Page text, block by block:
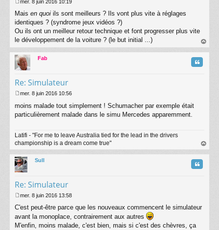
e
s
s
g
mer. 8 juin 2016 10:19
Mais en quoi ils sont meilleurs ? Ils vont plus vite à réglages
identiques ? (syndrome jeux vidéos ?)
Ou ils ont un meilleur retour technique et font progresser plus vite
le développement de la voiture ? (le but initial ...)
au
Fab
Re: Simulateur
Citation
e
s
g
e
mer. 8 juin 2016 10:56
moins malade tout simplement ! Schumacher par exemple était
particulièrement malade dans le simu Mercedes apparemment.
Latifi - "For me to leave Australia tied for the lead in the drivers
championship is a dream come true"
au
Sull
Re: Simulateur
Citation
e
s
s
mer. 8 juin 2016 13:58
C'est peut-être parce que les nouveaux commencent le simulateur
avant la monoplace, contrairement aux autres
M'enfin, moins malade, c'est bien, mais si c'est des chèvres, ça